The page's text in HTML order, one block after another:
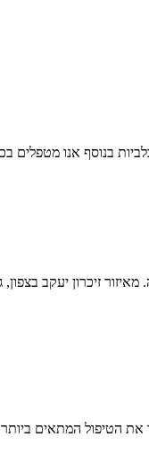
בנוסף אנו מטפלים
זיכרון יעקב בצפון,
את הטיפול המתאים